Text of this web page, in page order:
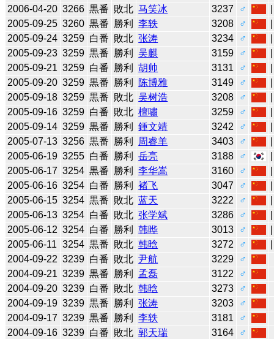
2006-04-20 3266 黒番 敗北 马笑冰 3237 ♂
2005-09-25 3260 黒番 勝利 李轶 3208 ♂
2005-09-24 3259 白番 敗北 张涛 3234 ♂
2005-09-23 3259 黒番 勝利 吴麒 3159 ♂
2005-09-21 3259 白番 勝利 胡帅 3131 ♂
2005-09-20 3259 黒番 勝利 陈博雅 3149 ♂
2005-09-18 3259 黒番 敗北 吴树浩 3208 ♂
2005-09-16 3259 白番 敗北 檀嘯 3259 ♂
2005-09-14 3259 黒番 勝利 鍾文靖 3242 ♂
2005-07-13 3256 黒番 勝利 周睿羊 3403 ♂
2005-06-19 3255 白番 勝利 岳亮 3188 ♂
2005-06-17 3254 黒番 勝利 李华嵩 3160 ♂
2005-06-16 3254 白番 勝利 褚飞 3047 ♂
2005-06-15 3254 黒番 敗北 蓝天 3222 ♂
2005-06-13 3254 白番 敗北 张学斌 3286 ♂
2005-06-12 3254 白番 勝利 韩晔 3013 ♂
2005-06-11 3254 黒番 敗北 韩晗 3272 ♂
2004-09-22 3239 白番 敗北 尹航 3229
♂
2004-09-21 3239 黒番 勝利 孟磊 3122
♂
2004-09-20 3239 白番 敗北 韩晗 3273
♂
2004-09-19 3239 黒番 勝利 张涛 3203
♂
2004-09-17 3239 黒番 勝利 李轶 3181
♂
2004-09-16 3239 白番 敗北 郭天瑞 3164 ♂